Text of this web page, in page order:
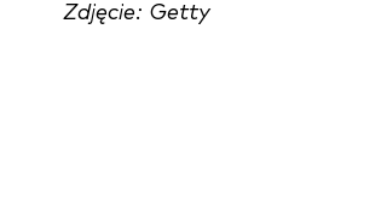
Zdjęcie: Getty